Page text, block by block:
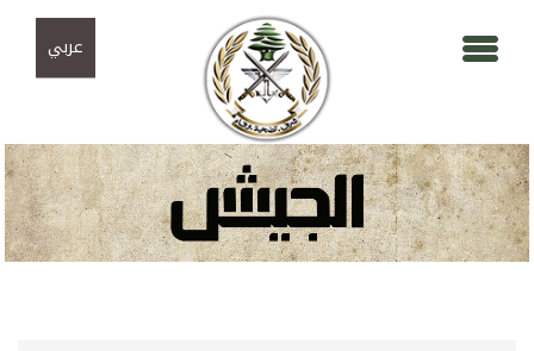
عربي